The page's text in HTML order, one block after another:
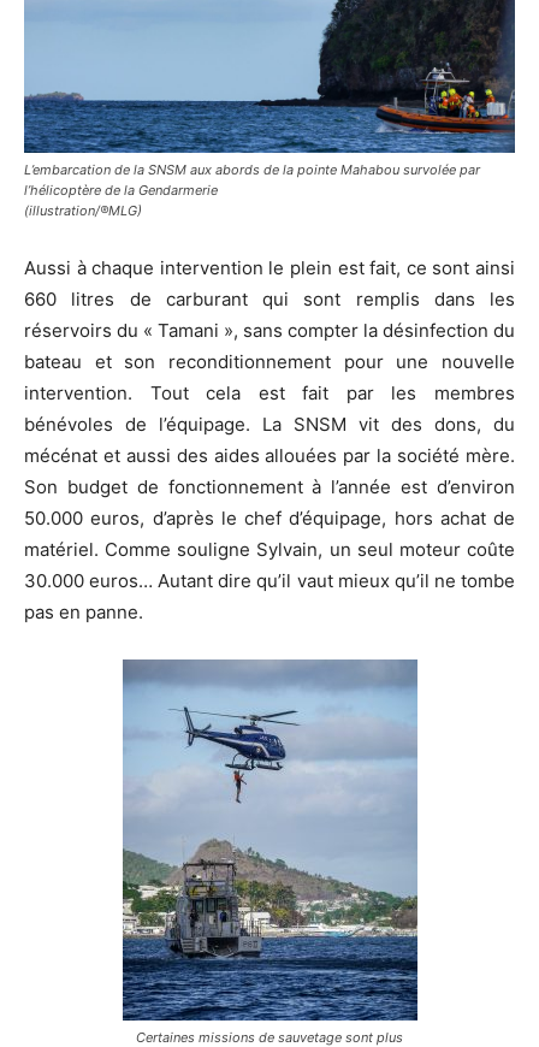
L’embarcation de la SNSM aux abords de la pointe Mahabou survolée par
l’hélicoptère de la Gendarmerie
(illustration/®MLG)
Aussi à chaque intervention le plein est fait, ce sont ainsi
660 litres de carburant qui sont remplis dans les
réservoirs du « Tamani », sans compter la désinfection du
bateau et son reconditionnement pour une nouvelle
intervention. Tout cela est fait par les membres
bénévoles de l’équipage. La SNSM vit des dons, du
mécénat et aussi des aides allouées par la société mère.
Son budget de fonctionnement à l’année est d’environ
50.000 euros, d’après le chef d’équipage, hors achat de
matériel. Comme souligne Sylvain, un seul moteur coûte
30.000 euros… Autant dire qu’il vaut mieux qu’il ne tombe
pas en panne.
Certaines missions de sauvetage sont plus